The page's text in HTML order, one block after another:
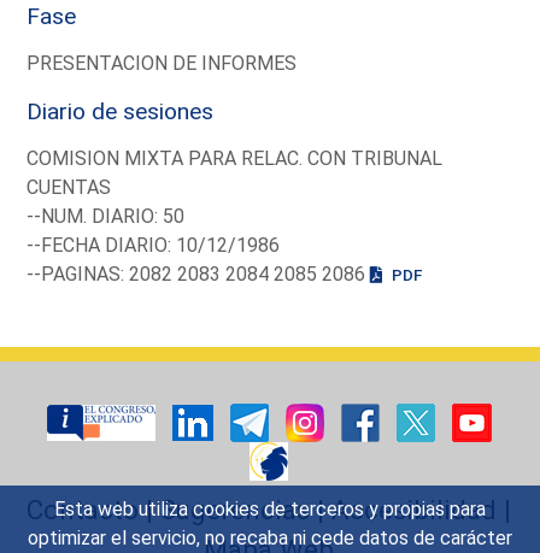
Esta web utiliza cookies de terceros y propias para
optimizar el servicio, no recaba ni cede datos de carácter
Fase
PRESENTACION DE INFORMES
Diario de sesiones
COMISION MIXTA PARA RELAC. CON TRIBUNAL
CUENTAS
--NUM. DIARIO: 50
--FECHA DIARIO: 10/12/1986
--PAGINAS: 2082 2083 2084 2085 2086
PDF
Contacto|Sugerencias|Accesibilidad |